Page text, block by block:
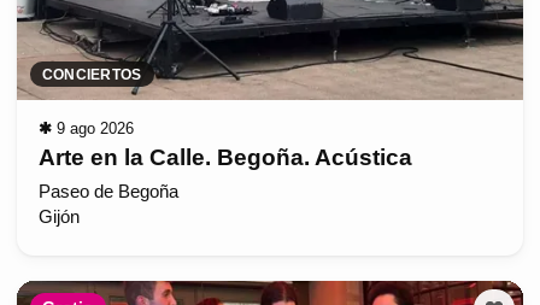
CONCIERTOS
✱ 9 ago 2026
Arte en la Calle. Begoña. Acústica
Paseo de Begoña
Gijón